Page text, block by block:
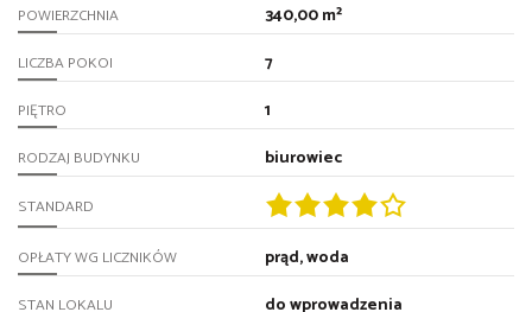
POWIERZCHNIA 340,00 m²
LICZBA POKOI 7
PIĘTRO 1
RODZAJ BUDYNKU biurowiec
STANDARD
OPŁATY WG LICZNIKÓW prąd, woda
STAN LOKALU do wprowadzenia